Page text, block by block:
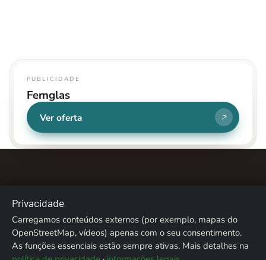
PUBLICIDADE
Fernglas
Ver oferta
Sobre nós Contacto Ficha técnica
Privacidade
Créditos fotográficos
Privacidade
Carregamos conteúdos externos (por exemplo, mapas do
OpenStreetMap, vídeos) apenas com o seu consentimento.
As funções essenciais estão sempre ativas. Mais detalhes na